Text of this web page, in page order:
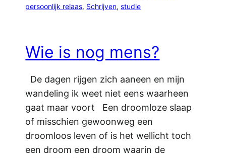
persoonlijk relaas, Schrijven, studie
Wie is nog mens?
De dagen rijgen zich aaneen en mijn
wandeling ik weet niet eens waarheen
gaat maar voort Een droomloze slaap
of misschien gewoonweg een
droomloos leven of is het wellicht toch
een droom een droom waarin de